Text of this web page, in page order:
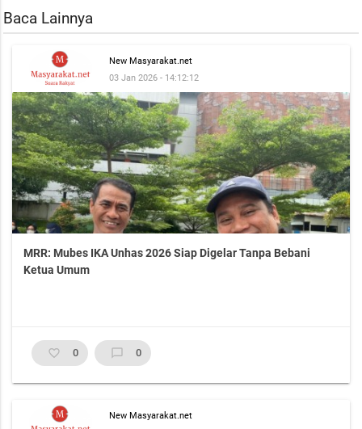
Baca Lainnya
New Masyarakat.net
03 Jan 2026 - 14:12:12
MRR: Mubes IKA Unhas 2026 Siap Digelar Tanpa Bebani
Ketua Umum
favorite_border 0 chat_bubble_outline 0
New Masyarakat.net